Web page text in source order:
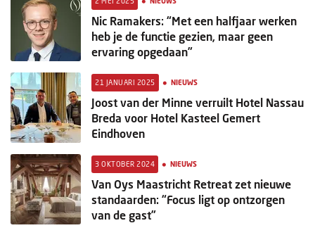
Personalia
HotelSummit
Nic Ramakers: “Met een halfjaar werken
heb je de functie gezien, maar geen
ervaring opgedaan”
21 JANUARI 2025 • NIEUWS
Joost van der Minne verruilt Hotel Nassau
Breda voor Hotel Kasteel Gemert
Eindhoven
3 OKTOBER 2024 • NIEUWS
Van Oys Maastricht Retreat zet nieuwe
standaarden: “Focus ligt op ontzorgen
van de gast”